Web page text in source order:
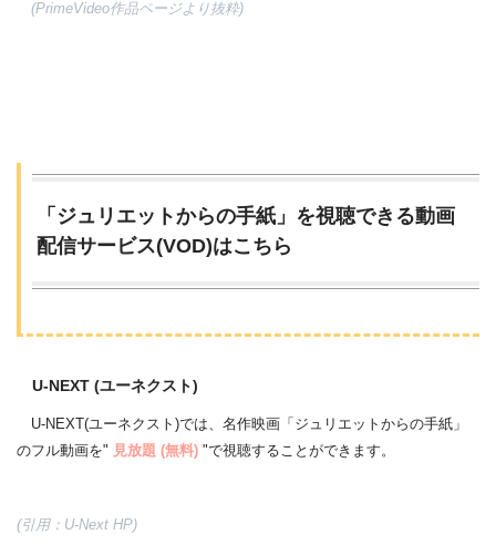
(PrimeVideo作品ページより抜粋)
「ジュリエットからの手紙」を視聴できる動画
配信サービス(VOD)はこちら
U-NEXT (ユーネクスト)
U-NEXT(ユーネクスト)では、名作映画「ジュリエットからの手紙」
のフル動画を" 見放題 (無料) "で視聴することができます。
(引用：U-Next HP)